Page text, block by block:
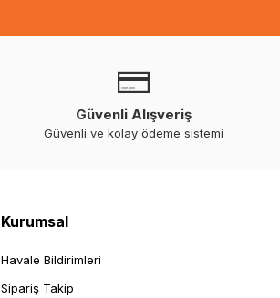
Güvenli Alışveriş
Güvenli ve kolay ödeme sistemi
Kurumsal
Havale Bildirimleri
Sipariş Takip